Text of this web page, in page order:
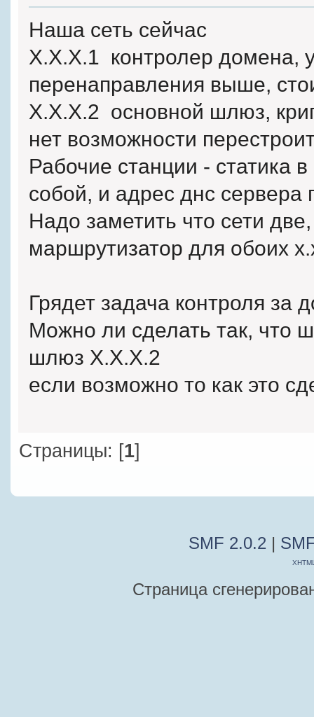
Наша сеть сейчас
X.X.X.1 контролер домена,
перенаправления выше,
X.X.X.2 основной шлюз,
нет возможности
Рабочие станции - статика
собой, и адрес днс сервера
Надо заметить что сети
маршрутизатор для обоих
Грядет задача контроля за
Можно ли сделать так, что
шлюз Х.Х.Х.2
если возможно то как это
Страницы: [1]
SMF 2.0.2 |
Страница